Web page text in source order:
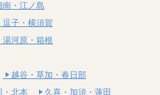
南・江ノ島
逗子・横須賀
湯河原・箱根
越谷・草加・春日部
・北本 久喜・加須・蓮田